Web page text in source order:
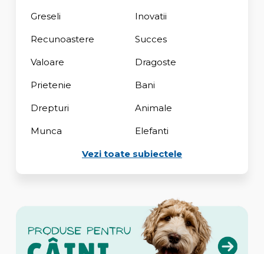
Greseli Inovatii
Recunoastere Succes
Valoare Dragoste
Prietenie Bani
Drepturi Animale
Munca Elefanti
Vezi toate subiectele